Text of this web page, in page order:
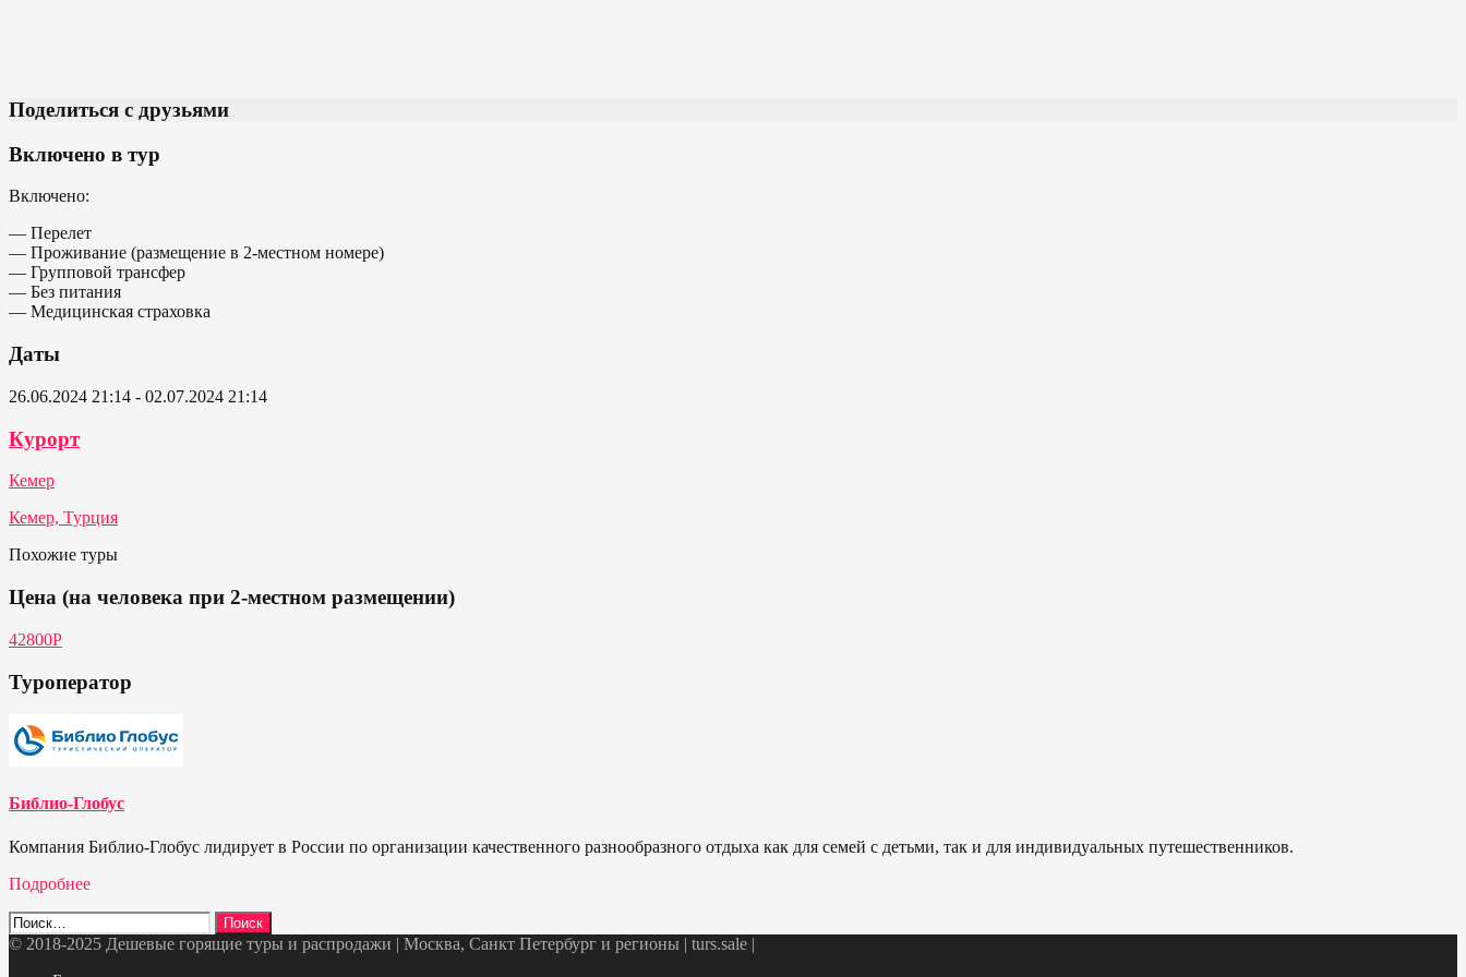
Поделиться с друзьями
Включено в тур
Включено:
— Перелет
— Проживание (размещение в 2-местном номере)
— Групповой трансфер
— Без питания
— Медицинская страховка
Даты
26.06.2024 21:14 - 02.07.2024 21:14
Курорт
Кемер
Кемер, Турция
Похожие туры
Цена (на человека при 2-местном размещении)
42800Р
Туроператор
Библио-Глобус
Компания Библио-Глобус лидирует в России по организации качественного разнообразного отдыха как для семей с детьми, так и для индивидуальных путешественников.
Подробнее
Найти:
© 2018-2025 Дешевые горящие туры и распродажи | Москва, Санкт Петербург и регионы | turs.sale |